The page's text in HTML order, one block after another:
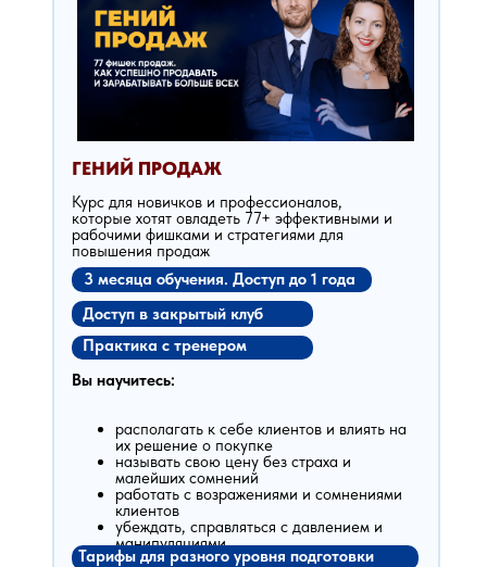
ГЕНИЙ ПРОДАЖ
Курс для новичков и профессионалов,
которые хотят овладеть 77+ эффективными и
рабочими фишками и стратегиями для
повышения продаж
Вы научитесь:
располагать к себе клиентов и влиять на
их решение о покупке
называть свою цену без страха и
малейших сомнений
работать с возражениями и сомнениями
клиентов
убеждать, справляться с давлением и
манипуляциями
Тарифы для разного уровня подготовки
Практика с тренером
Доступ в закрытый клуб
3 месяца обучения. Доступ до 1 года